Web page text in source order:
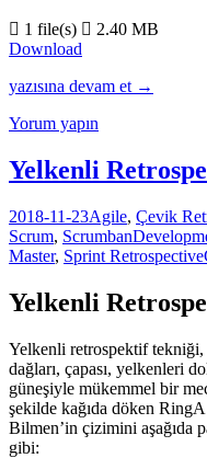
1 file(s)
2.40 MB
Download
Kanbana
yazısına devam et →
Yorum yapın
Yelkenli
2018-11-23Agile, Çevik
Scrum, Scrumban
Master, Sprint Retrospective
Yelkenli
Yelkenli retrospektif tekniği,
dağları, çapası, yelkenleri
güneşiyle mükemmel bir
şekilde kağıda döken RingA
Bilmen’in çizimini aşağıda
gibi: